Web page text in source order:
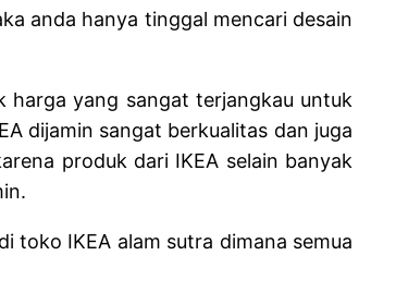
anda hanya tinggal mencari desain
harga yang sangat terjangkau untuk
dijamin sangat berkualitas dan juga
produk dari IKEA selain banyak
toko IKEA alam sutra dimana semua